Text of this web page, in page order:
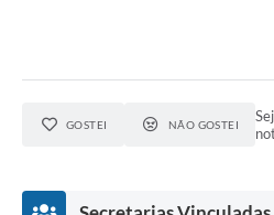
GOSTEI NÃO GOSTEI